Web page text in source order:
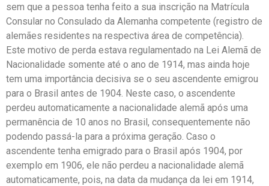
sem que a pessoa tenha feito a sua inscrição na Matrícula
Consular no Consulado da Alemanha competente (registro de
alemães residentes na respectiva área de competência).
Este motivo de perda estava regulamentado na Lei Alemã de
Nacionalidade somente até o ano de 1914, mas ainda hoje
tem uma importância decisiva se o seu ascendente emigrou
para o Brasil antes de 1904. Neste caso, o ascendente
perdeu automaticamente a nacionalidade alemã após uma
permanência de 10 anos no Brasil, consequentemente não
podendo passá-la para a próxima geração. Caso o
ascendente tenha emigrado para o Brasil após 1904, por
exemplo em 1906, ele não perdeu a nacionalidade alemã
automaticamente, pois, na data da mudança da lei em 1914,